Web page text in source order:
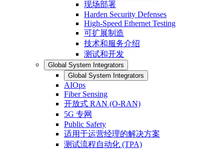
现场部署
Harden Security Defenses
High-Speed Ethernet Testing
可扩展制造
技术和服务介绍
测试和开发
Global System Integrators
Global System Integrators
AIOps
Fiber Sensing
开放式 RAN (O-RAN)
5G 专网
Public Safety
适用于运营经理的解决方案
测试流程自动化 (TPA)